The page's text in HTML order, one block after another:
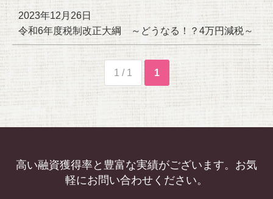
2023年12月26日
令和6年度税制改正大綱 ～どうなる！？4万円減税～
1 / 1 1
高い融資獲得率と豊富な実績がございます。お気
軽にお問い合わせください。